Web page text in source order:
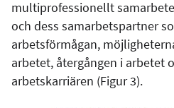
multiprofessionellt
och dess samarbetspartner
arbetsförmågan,
arbetet, återgången i arbetet
arbetskarriären (Figur 3).